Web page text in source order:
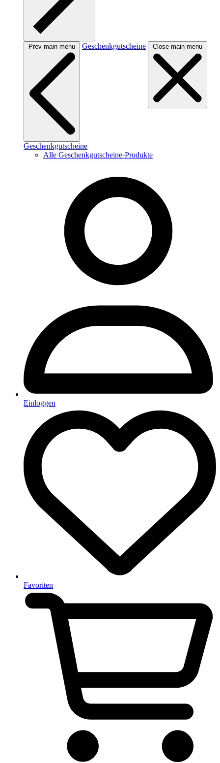
Prev main menu Geschenkgutscheine Close main menu
Geschenkgutscheine
Alle Geschenkgutscheine-Produkte
Einloggen
Favoriten